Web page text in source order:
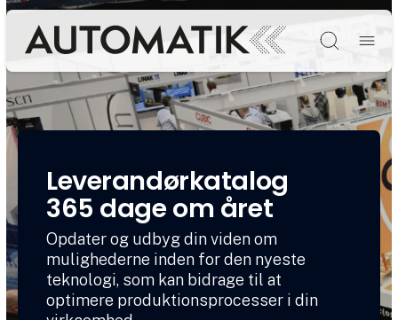
Søg
Leverandørkatalog
365 dage om året
Opdater og udbyg din viden om
mulighederne inden for den nyeste
teknologi, som kan bidrage til at
optimere produktionsprocesser i din